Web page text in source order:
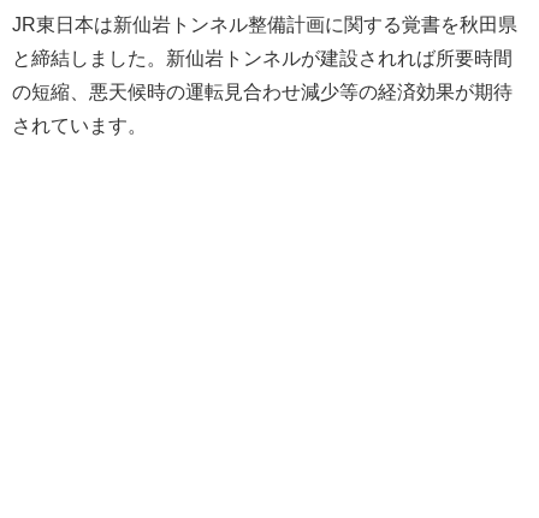
JR東日本は新仙岩トンネル整備計画に関する覚書を秋田県
と締結しました。新仙岩トンネルが建設されれば所要時間
の短縮、悪天候時の運転見合わせ減少等の経済効果が期待
されています。